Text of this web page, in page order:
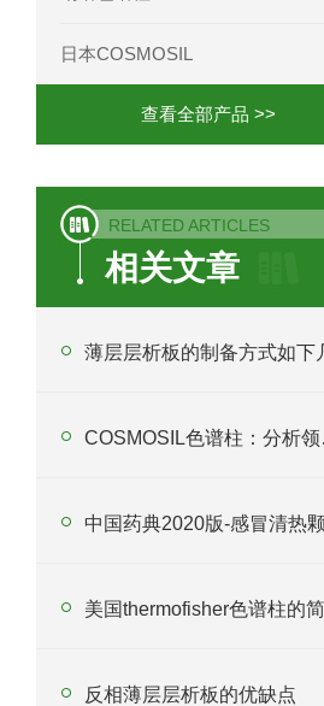
日本COSMOSIL
查看全部产品 >>
RELATED ARTICLES
相关文章
薄层层析板的制备方式如下
反相薄层层析板的优缺点